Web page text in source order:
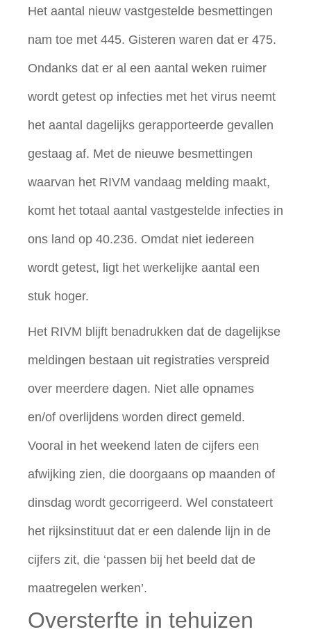
Het aantal nieuw vastgestelde besmettingen
nam toe met 445. Gisteren waren dat er 475.
Ondanks dat er al een aantal weken ruimer
wordt getest op infecties met het virus neemt
het aantal dagelijks gerapporteerde gevallen
gestaag af. Met de nieuwe besmettingen
waarvan het RIVM vandaag melding maakt,
komt het totaal aantal vastgestelde infecties in
ons land op 40.236. Omdat niet iedereen
wordt getest, ligt het werkelijke aantal een
stuk hoger.
Het RIVM blijft benadrukken dat de dagelijkse
meldingen bestaan uit registraties verspreid
over meerdere dagen. Niet alle opnames
en/of overlijdens worden direct gemeld.
Vooral in het weekend laten de cijfers een
afwijking zien, die doorgaans op maanden of
dinsdag wordt gecorrigeerd. Wel constateert
het rijksinstituut dat er een dalende lijn in de
cijfers zit, die ‘passen bij het beeld dat de
maatregelen werken’.
Oversterfte in tehuizen